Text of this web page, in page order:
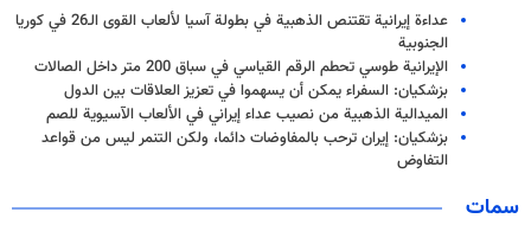
عداءة إيرانية تقتنص الذهبية في بطولة آسيا لألعاب القوى الـ26 في كوريا
الجنوبية
الإيرانية طوسي تحطم الرقم القياسي في سباق 200 متر داخل الصالات
بزشكيان: السفراء يمكن أن يسهموا في تعزيز العلاقات بين الدول
الميدالية الذهبية من نصيب عداء إيراني في الألعاب الآسيوية للصم
بزشكيان: إيران ترحب بالمفاوضات دائما، ولكن التنمر ليس من قواعد
التفاوض
سمات